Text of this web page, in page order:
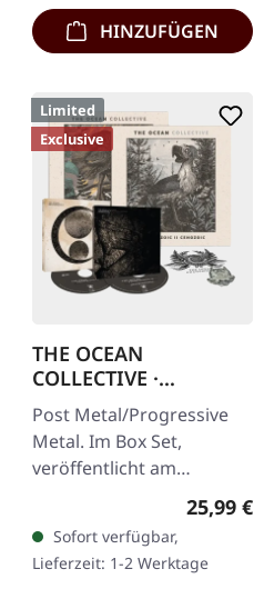
HINZUFÜGEN
Limited
Exclusive
THE OCEAN
COLLECTIVE ·
Phanerozoic II:
Mesozoic | Cenozoic |
EXCLUSIVE 2CD
BOXSET
Post Metal/Progressive
Metal. Im Box Set,
veröffentlicht am
25.09.2020, auf Metal
Blade Records. Deluxe
Edition, CD-Boxset-
Komplettierungs-Paket,…
25,99 €
Sofort verfügbar,
Lieferzeit: 1-2 Werktage